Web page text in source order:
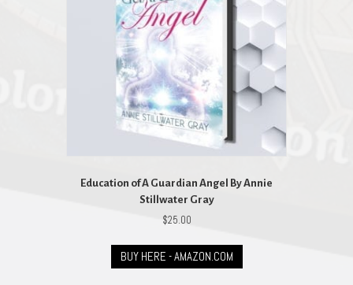
Education of A Guardian Angel By Annie
Stillwater Gray
$25.00
BUY HERE - AMAZON.COM